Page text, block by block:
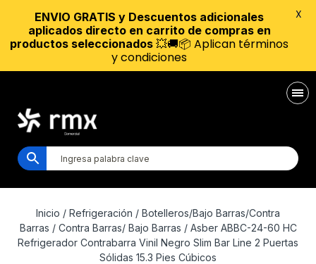
Inicio / Refrigeración / Botelleros/Bajo Barras/Contra
Barras / Contra Barras/ Bajo Barras / Asber ABBC-24-60 HC
Refrigerador Contrabarra Vinil Negro Slim Bar Line 2 Puertas
Sólidas 15.3 Pies Cúbicos
ENVIO GRATIS y Descuentos adicionales
aplicados directo en carrito de compras en
productos seleccionados 💥🚚📦 Aplican términos
y condiciones
X